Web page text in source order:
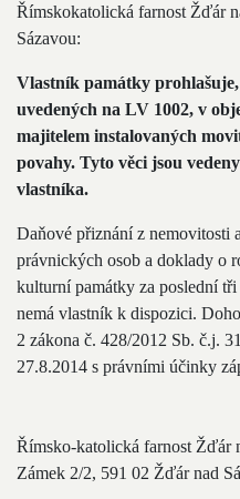
Římskokatolická farnost Žďár
Sázavou:
Vlastník památky
uvedených na LV 1002, v
majitelem instalovaných
povahy. Tyto věci jsou
vlastníka.
Daňové přiznání z nemovitosti
právnických osob a doklady o
kulturní památky za poslední
nemá vlastník k dispozici.
2 zákona č. 428/2012 Sb. č.j.
27.8.2014 s právními účinky
Římsko-katolická farnost Žďár
Zámek 2/2, 591 02 Žďár nad